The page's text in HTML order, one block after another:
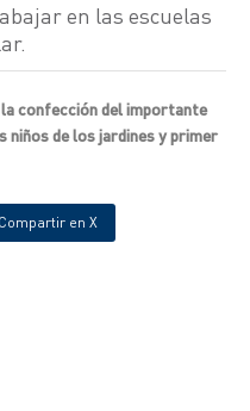
en las escuelas
confección del importante
niños de los jardines y primer
Compartir en X